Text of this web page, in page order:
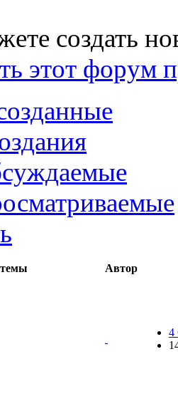
создать
этот форум
Автор
4